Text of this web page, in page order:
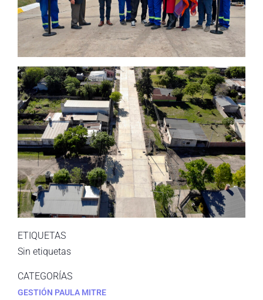
ETIQUETAS
Sin etiquetas
CATEGORÍAS
GESTIÓN PAULA MITRE